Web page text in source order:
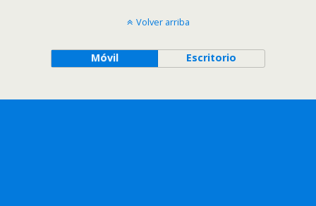
Volver arriba
Móvil Escritorio